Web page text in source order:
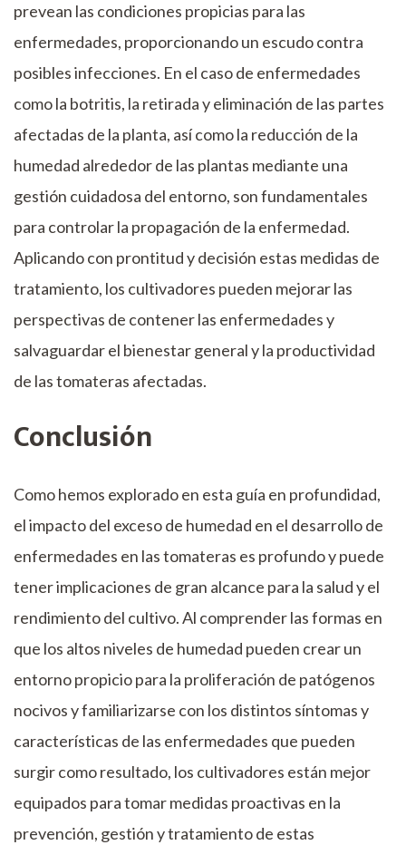
prevean las condiciones propicias para las
enfermedades, proporcionando un escudo contra
posibles infecciones. En el caso de enfermedades
como la botritis, la retirada y eliminación de las partes
afectadas de la planta, así como la reducción de la
humedad alrededor de las plantas mediante una
gestión cuidadosa del entorno, son fundamentales
para controlar la propagación de la enfermedad.
Aplicando con prontitud y decisión estas medidas de
tratamiento, los cultivadores pueden mejorar las
perspectivas de contener las enfermedades y
salvaguardar el bienestar general y la productividad
de las tomateras afectadas.
Conclusión
Como hemos explorado en esta guía en profundidad,
el impacto del exceso de humedad en el desarrollo de
enfermedades en las tomateras es profundo y puede
tener implicaciones de gran alcance para la salud y el
rendimiento del cultivo. Al comprender las formas en
que los altos niveles de humedad pueden crear un
entorno propicio para la proliferación de patógenos
nocivos y familiarizarse con los distintos síntomas y
características de las enfermedades que pueden
surgir como resultado, los cultivadores están mejor
equipados para tomar medidas proactivas en la
prevención, gestión y tratamiento de estas